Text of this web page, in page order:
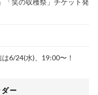
6/24(水)、19:00〜！
ー